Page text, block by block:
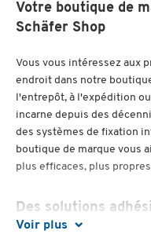
Voir plus
Votre boutique de
Schäfer Shop
Vous vous intéressez aux
endroit dans notre
l'entrepôt, à l'expédition
incarne depuis des
des systèmes de fixation
boutique de marque vous
plus efficaces, plus
Des solutions